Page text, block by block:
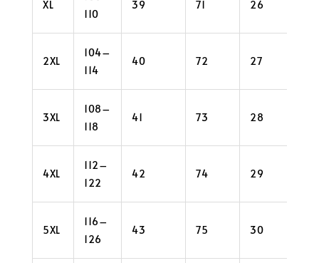
XL
110
39 71 26
2XL
104–
114
40 72 27
3XL
108–
118
41 73 28
4XL
112–
122
42 74 29
5XL
116–
126
43 75 30